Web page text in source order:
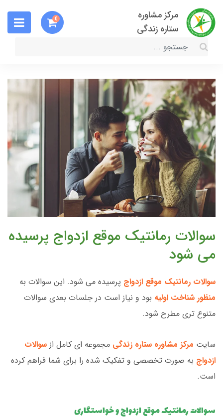
مرکز مشاوره
ستاره زندگی
0
سوالات رمانتیک موقع ازدواج پرسیده
می شود
سوالات رمانتیک موقع ازدواج پرسیده می شود. این سوالات به
منظور شناخت اولیه بود و نیاز است در جلسات بعدی سوالات
متنوع تری مطرح شود.
سایت مرکز مشاوره ستاره زندگی مجموعه ای کامل از سوالات
ازدواج به صورت تخصصی و تفکیک شده را برای شما فراهم کرده
است.
سوالات رمانتیک موقع ازدواج و خواستگاری